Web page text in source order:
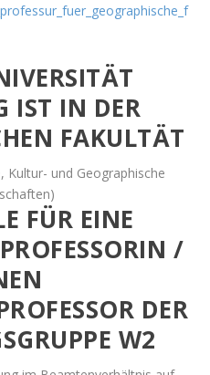
IST IN DER
FAKULTÄT
Kultur- und Geographische
FÜR EINE
/
DER
W2